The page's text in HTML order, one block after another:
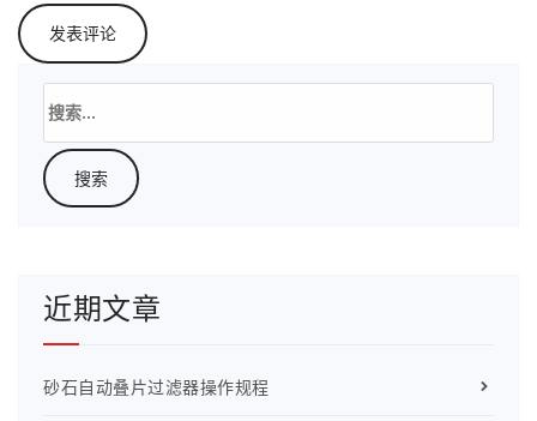
索：
近期文章
砂石自动叠片过滤器操作规程